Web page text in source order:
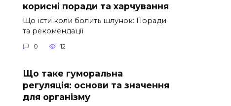
корисні поради та харчування
Що їсти коли болить шлунок: Поради
та рекомендації
0 12
Що таке гуморальна
регуляція: основи та значення
для організму